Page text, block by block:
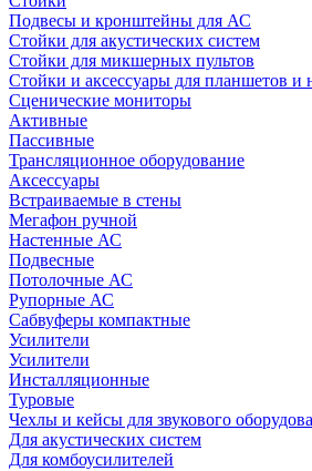
Подвесы и кронштейны для АС
Стойки для акустических систем
Стойки для микшерных пультов
Стойки и аксессуары для планшетов и
Сценические мониторы
Активные
Пассивные
Трансляционное оборудование
Аксессуары
Встраиваемые в стены
Мегафон ручной
Настенные АС
Подвесные
Потолочные АС
Рупорные АС
Сабвуферы компактные
Усилители
Усилители
Инсталляционные
Туровые
Чехлы и кейсы для звукового
Для акустических систем
Для комбоусилителей